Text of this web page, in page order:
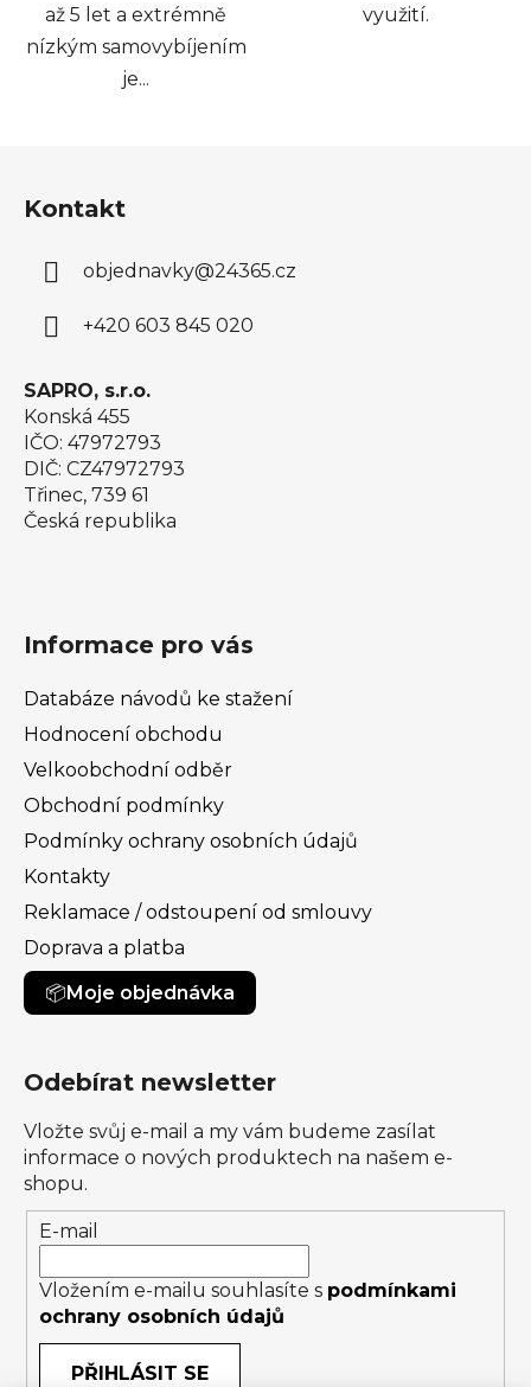
až 5 let a extrémně
nízkým samovybíjením
je...
využití.
Kontakt
objednavky@24365.cz
+420 603 845 020
SAPRO, s.r.o.
Konská 455
IČO: 47972793
DIČ: CZ47972793
Třinec, 739 61
Česká republika
Informace pro vás
Databáze návodů ke stažení
Hodnocení obchodu
Velkoobchodní odběr
Obchodní podmínky
Podmínky ochrany osobních údajů
Kontakty
Reklamace / odstoupení od smlouvy
Doprava a platba
Moje objednávka
Odebírat newsletter
Vložte svůj e-mail a my vám budeme zasílat
informace o nových produktech na našem e-
shopu.
E-mail
Vložením e-mailu souhlasíte s podmínkami
ochrany osobních údajů
PŘIHLÁSIT SE